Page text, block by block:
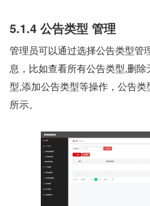
5.1.4 公告类型 管理
管理员可以通过选择公告类型管
息，比如查看所有公告类型,删
型,添加公告类型等操作，公告
所示。